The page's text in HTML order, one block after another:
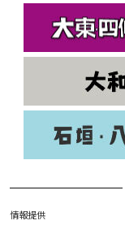
情報提供